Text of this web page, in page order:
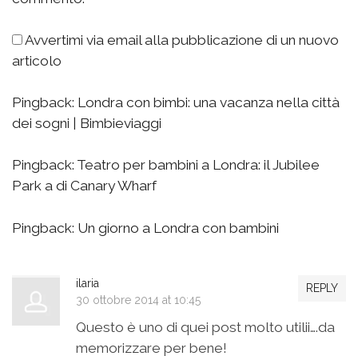
Avvertimi via email alla pubblicazione di un nuovo
articolo
Pingback: Londra con bimbi: una vacanza nella città
dei sogni | Bimbieviaggi
Pingback: Teatro per bambini a Londra: il Jubilee
Park a di Canary Wharf
Pingback: Un giorno a Londra con bambini
REPLY
ilaria
30 ottobre 2014 at 10:45
Questo è uno di quei post molto utilii….da
memorizzare per bene!